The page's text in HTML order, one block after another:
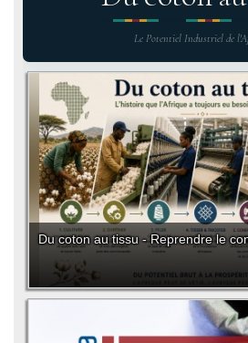
Le Potentiel Industriel de
Du coton au tissu - Reprendre le